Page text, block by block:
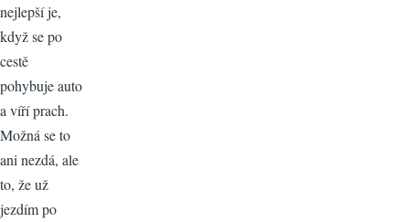
nejlepší je,
když se po
cestě
pohybuje auto
a víří prach.
Možná se to
ani nezdá, ale
to, že už
jezdím po